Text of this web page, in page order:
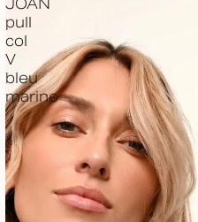
JOAN
pull
col
V
bleu
marine